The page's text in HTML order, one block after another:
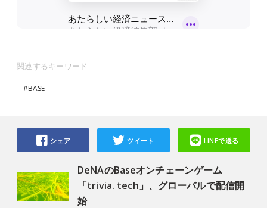
関連するキーワード
#BASE
DeNAのBaseオンチェーンゲーム
「trivia. tech」、グローバルで配信開
始
シェア ツイート LINEで送る